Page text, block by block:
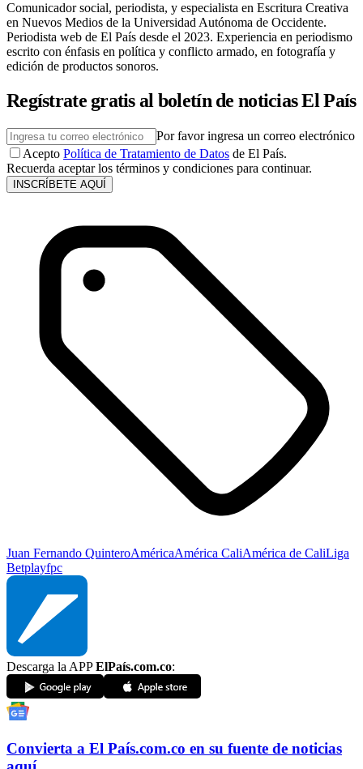
Comunicador social, periodista, y especialista en Escritura Creativa
en Nuevos Medios de la Universidad Autónoma de Occidente.
Periodista web de El País desde el 2023. Experiencia en periodismo
escrito con énfasis en política y conflicto armado, en fotografía y
edición de productos sonoros.
Regístrate gratis al boletín de noticias El País
Por favor ingresa un correo electrónico
Acepto Política de Tratamiento de Datos de El País.
Recuerda aceptar los términos y condiciones para continuar.
INSCRÍBETE AQUÍ
Juan Fernando QuinteroAméricaAmérica CaliAmérica de CaliLiga
Betplayfpc
Descarga la APPElPaís.com.co:
Convierta a El País.com.co en su fuente de noticias